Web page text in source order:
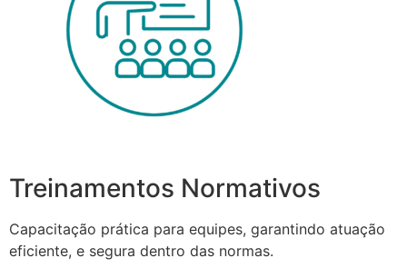
Treinamentos Normativos
Capacitação prática para equipes, garantindo atuação
eficiente, e segura dentro das normas.